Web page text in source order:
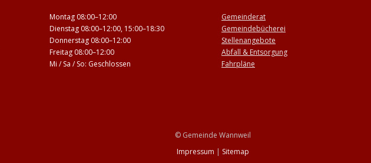
Montag 08:00–12:00
Dienstag 08:00–12:00, 15:00–18:30
Donnerstag 08:00–12:00
Freitag 08:00–12:00
Mi / Sa / So: Geschlossen
Gemeinderat
Gemeindebücherei
Stellenangebote
Abfall & Entsorgung
Fahrpläne
© Gemeinde Wannweil
Impressum | Sitemap